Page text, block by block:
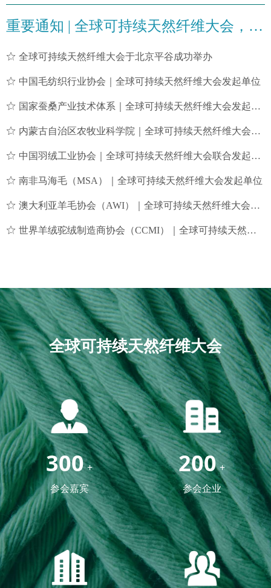
重要通知 | 全球可持续天然纤维大会，4月与您相约平谷！
ꄃ 全球可持续天然纤维大会于北京平谷成功举办
ꄃ 中国毛纺织行业协会｜全球可持续天然纤维大会发起单位
ꄃ 国家蚕桑产业技术体系｜全球可持续天然纤维大会发起单位
ꄃ 内蒙古自治区农牧业科学院｜全球可持续天然纤维大会发起单位
ꄃ 中国羽绒工业协会｜全球可持续天然纤维大会联合发起单位
ꄃ 南非马海毛（MSA）｜全球可持续天然纤维大会发起单位
ꄃ 澳大利亚羊毛协会（AWI）｜全球可持续天然纤维大会发起单位
ꄃ 世界羊绒驼绒制造商协会（CCMI）｜全球可持续天然纤维大会发起单位
全球可持续天然纤维大会
300 +
参会嘉宾
200 +
参会企业